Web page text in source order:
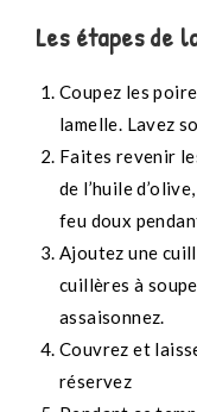
Les étapes de
Coupez les
lamelle. Lavez
Faites revenir
de l’huile
feu doux
Ajoutez une
cuillères à
assaisonnez.
Couvrez et
réservez